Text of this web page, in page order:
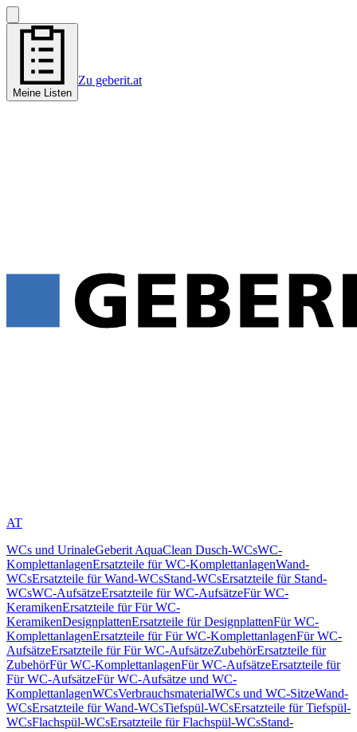
Meine Listen
Zu geberit.at
AT
WCs und UrinaleGeberit AquaClean Dusch-WCsWC-
KomplettanlagenErsatzteile für WC-KomplettanlagenWand-
WCsErsatzteile für Wand-WCsStand-WCsErsatzteile für Stand-
WCsWC-AufsätzeErsatzteile für WC-AufsätzeFür WC-
KeramikenErsatzteile für Für WC-
KeramikenDesignplattenErsatzteile für DesignplattenFür WC-
KomplettanlagenErsatzteile für Für WC-KomplettanlagenFür WC-
AufsätzeErsatzteile für Für WC-AufsätzeZubehörErsatzteile für
ZubehörFür WC-KomplettanlagenFür WC-AufsätzeErsatzteile für
Für WC-AufsätzeFür WC-Aufsätze und WC-
KomplettanlagenWCsVerbrauchsmaterialWCs und WC-SitzeWand-
WCsErsatzteile für Wand-WCsTiefspül-WCsErsatzteile für Tiefspül-
WCsFlachspül-WCsErsatzteile für Flachspül-WCsStand-